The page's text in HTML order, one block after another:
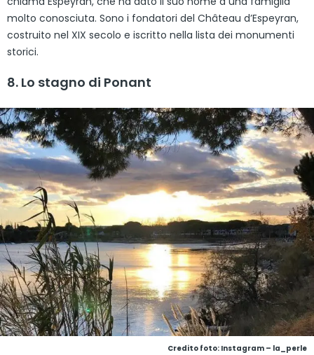
molto conosciuta. Sono i fondatori del Château d’Espeyran,
costruito nel XIX secolo e iscritto nella lista dei monumenti
storici.
8. Lo stagno di Ponant
Credito foto: Instagram – la_perle